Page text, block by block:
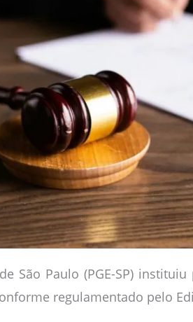
São Paulo (PGE-SP)
regulamentado pelo